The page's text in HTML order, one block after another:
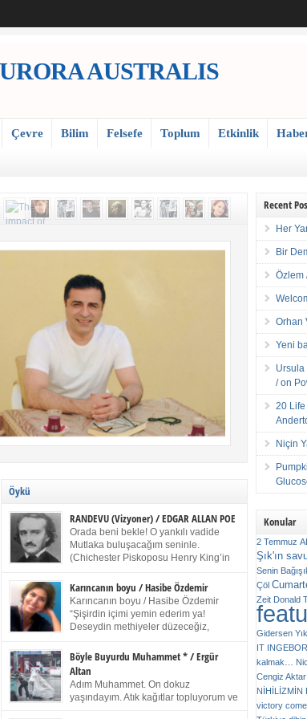
AUSTRALIS
Çevre Bilim Felsefe Toplum Etkinlik
Öykü
RANDEVU (Vizyoner) / EDGAR ALLAN POE
Orada beni bekle! O yankılı vadide
Mutlaka buluşacağım seninle.
(Chichester Piskoposu Henry King’in
Talihsiz ve gizemli adam! – Sen ki kendi hayal
gücünün parlaklığıyla afalladın, gençliğinin alevleri
arasına düştün! Hayalimde seni tekrar görüyorum!
Bir kez daha önümde duruyor siluetin! – Olduğun –
ah olduğun gibi değil soğuk vadide ve gölgelerin […]
Karıncanın boyu / Hasibe Özdemir
Karıncanın boyu / Hasibe Özdemir
“Şişirdin içimi yemin ederim ya!
Deseydin methiyeler düzeceğiz,
titriyor. “Sana gel demedim kızım.” diyorum sakince.
“Takıldın peşime madem, ne duyarsan
katlanacaksın.” Bir sigara yakıyor. Başını yana yatırıp,
bezmiş annelerin yılgın bakışıyla süzüyor beni.
Kaşlarımı kaldırıp ona bakıyorum ben de. Pes ediyor.
Böyle Buyurdu Muhammet * / Ergür
Altan
Adım Muhammet. On dokuz
yaşındayım. Atık kağıtlar topluyorum ve
Recent
Her
Bir
Özlem
Orhan
Yeni
Ursula
/ on
20
Niçin
Konular
2 Temmuz
Şık'ın
Senin
Çöl
Zeit Donald
Gidersen
IT
kalmak…
Cengiz Aktar
NİHİLİZMİN
victory